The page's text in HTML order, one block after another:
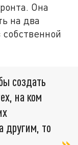
Она
на два
создать
на ком
другим, то